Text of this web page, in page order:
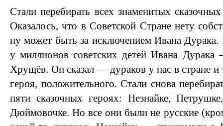
Стали перебирать всех знаменитых
Оказалось, что в Советской Стране нету
ну может быть за исключением Ивана Дурака.
у миллионов советских детей Ивана
Хрущёв. Он сказал — дураков у нас в стране и
героя, положительного. Стали снова
пяти сказочных героях: Незнайке,
Дюймовочке. Но все они были не русские